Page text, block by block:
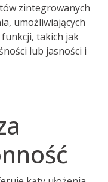
zintegrowanych
umożliwiających
takich jak
lub jasności i